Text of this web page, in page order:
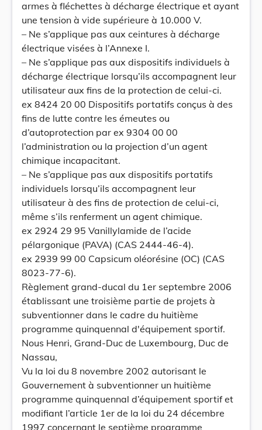
armes à fléchettes à décharge électrique et ayant
une tension à vide supérieure à 10.000 V.
– Ne s’applique pas aux ceintures à décharge
électrique visées à l’Annexe I.
– Ne s’applique pas aux dispositifs individuels à
décharge électrique lorsqu’ils accompagnent leur
utilisateur aux fins de la protection de celui-ci.
ex 8424 20 00 Dispositifs portatifs conçus à des
fins de lutte contre les émeutes ou
d’autoprotection par ex 9304 00 00
l’administration ou la projection d’un agent
chimique incapacitant.
– Ne s’applique pas aux dispositifs portatifs
individuels lorsqu’ils accompagnent leur
utilisateur à des fins de protection de celui-ci,
même s’ils renferment un agent chimique.
ex 2924 29 95 Vanillylamide de l’acide
pélargonique (PAVA) (CAS 2444-46-4).
ex 2939 99 00 Capsicum oléorésine (OC) (CAS
8023-77-6).
Règlement grand-ducal du 1er septembre 2006
établissant une troisième partie de projets à
subventionner dans le cadre du huitième
programme quinquennal d'équipement sportif.
Nous Henri, Grand-Duc de Luxembourg, Duc de
Nassau,
Vu la loi du 8 novembre 2002 autorisant le
Gouvernement à subventionner un huitième
programme quinquennal d’équipement sportif et
modifiant l’article 1er de la loi du 24 décembre
1997 concernant le septième programme